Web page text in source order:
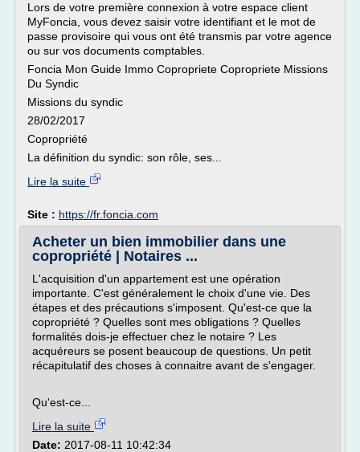
Lors de votre première connexion à votre espace client
MyFoncia, vous devez saisir votre identifiant et le mot de
passe provisoire qui vous ont été transmis par votre agence
ou sur vos documents comptables.
Foncia Mon Guide Immo Copropriete Copropriete Missions
Du Syndic
Missions du syndic
28/02/2017
Copropriété
La définition du syndic: son rôle, ses...
Lire la suite
Site : https://fr.foncia.com
Acheter un bien immobilier dans une
copropriété | Notaires ...
L'acquisition d'un appartement est une opération
importante. C'est généralement le choix d'une vie. Des
étapes et des précautions s'imposent. Qu'est-ce que la
copropriété ? Quelles sont mes obligations ? Quelles
formalités dois-je effectuer chez le notaire ? Les
acquéreurs se posent beaucoup de questions. Un petit
récapitulatif des choses à connaitre avant de s'engager.
Qu'est-ce...
Lire la suite
Date: 2017-08-11 10:42:34